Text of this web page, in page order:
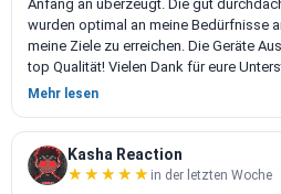
Anfang an überzeugt. Die gut
wurden optimal an meine Bedürfnisse
meine Ziele zu erreichen. Die Geräte
top Qualität! Vielen Dank für eure
Mehr lesen
Kasha Reaction
★★★★★
★★★★★ in der letzten Woche